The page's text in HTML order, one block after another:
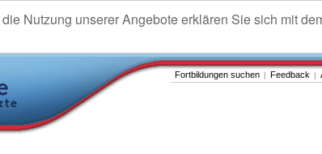
Nutzung unserer Angebote erklären Sie sich mit
Fortbildungen suchen | Feedback |